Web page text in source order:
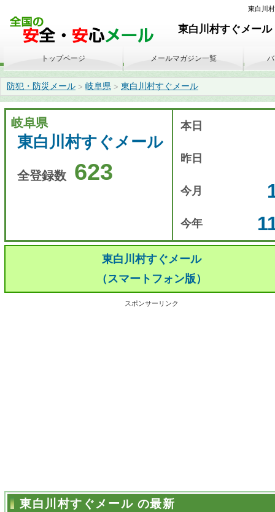
東白川
東白川村すぐメー
防犯・防災メール > 岐阜県 > 東白川村すぐメール
岐阜県
東白川村すぐメール
全登録数 623
本日
昨日
今月
今年
東白川村すぐメール
（スマートフォン版）
スポンサーリンク
東白川村すぐメール の最新
トップページ メールマガジン一覧